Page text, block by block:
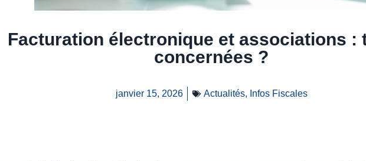
Facturation électronique et associations :
concernées ?
janvier 15, 2026 Actualités, Infos Fiscales